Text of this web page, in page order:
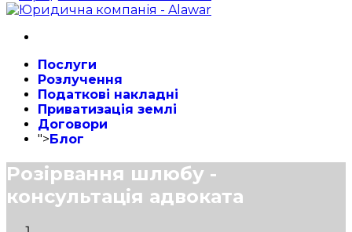
Послуги
Розлучення
Податкові накладні
Приватизація землі
Договори
">Блог
Розірвання шлюбу -
консультація адвоката